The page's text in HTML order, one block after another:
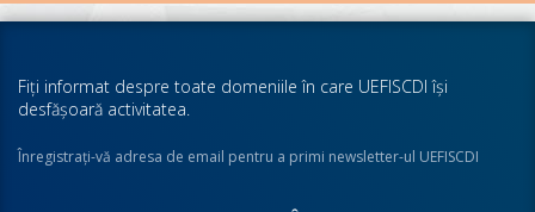
Fiţi informat despre toate domeniile în care UEFISCDI îşi
desfăşoară activitatea.
Înregistraţi-vă adresa de email pentru a primi newsletter-ul UEFISCDI